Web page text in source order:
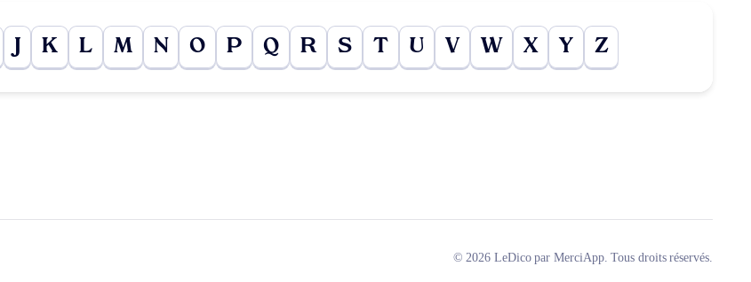
J K L M N O P Q R S T U V W X Y Z
© 2026 LeDico par MerciApp. Tous droits réservés.